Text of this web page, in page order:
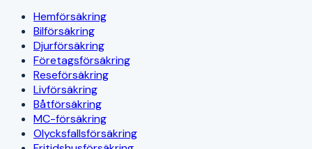
Hemförsäkring
Bilförsäkring
Djurförsäkring
Företagsförsäkring
Reseförsäkring
Livförsäkring
Båtförsäkring
MC-försäkring
Olycksfallsförsäkring